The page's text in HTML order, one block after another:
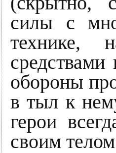
силы с
технике,
обороны
в тыл к
герои
своим